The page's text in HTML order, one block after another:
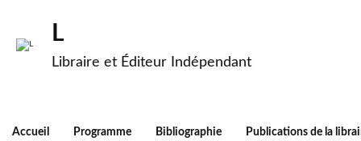
L
Libraire et Éditeur Indépendant
Accueil Programme Bibliographie Publications de la